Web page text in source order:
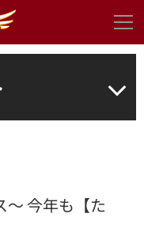
～ 今年も【た